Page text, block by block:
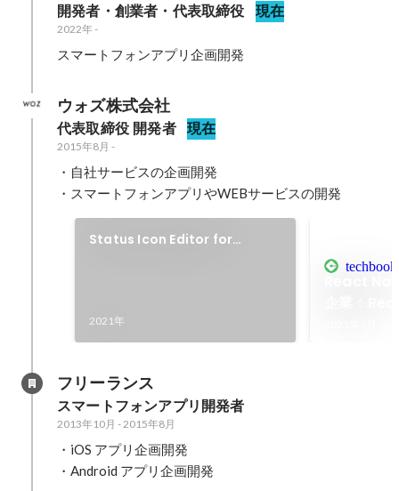
開発者・創業者・代表取締役 現在
2022年-
スマートフォンアプリ企画開発
ウォズ株式会社
代表取締役 開発者 現在
2015年8月 -
・自社サービスの企画開発
・スマートフォンアプリやWEBサービスの開発
Status Icon Editor for
2021年
フリーランス
スマートフォンアプリ開発者
2013年10月 -2015年8月
・iOS アプリ企画開発
・Android アプリ企画開発